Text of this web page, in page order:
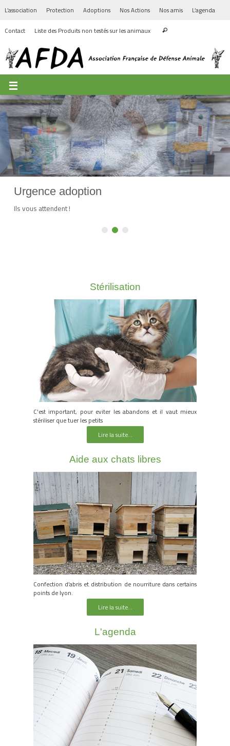
L’association Protection Adoptions Nos Actions Nos amis L’agenda
Contact Liste des Produits non testés sur les animaux
Laboratoire
Ils ne testent pas leurs produits sur les animaux
Stérilisation
C'est important, pour eviter les abandons et il vaut mieux
stériliser que tuer les petits
Lire la suite...
Aide aux chats libres
Confection d’abris et distribution de nourriture dans certains
points de lyon.
Lire la suite...
L'agenda